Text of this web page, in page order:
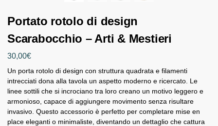
Portato rotolo di design
Scarabocchio – Arti & Mestieri
30,00€
Un porta rotolo di design con struttura quadrata e filamenti
intrecciati dona alla tavola un aspetto moderno e ricercato. Le
linee sottili che si incrociano tra loro creano un motivo leggero e
armonioso, capace di aggiungere movimento senza risultare
invasivo. Questo accessorio è perfetto per completare mise en
place eleganti o minimaliste, diventando un dettaglio che cattura